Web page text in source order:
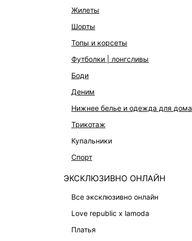
жилеты
шорты
топы и корсеты
футболки | лонгсливы
боди
деним
нижнее белье и одежда для дома
трикотаж
купальники
спорт
ЭКСКЛЮЗИВНО ОНЛАЙН
все эксклюзивно онлайн
love republic x lamoda
платья
9 999 ₽